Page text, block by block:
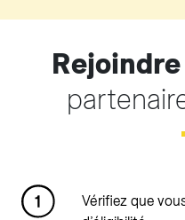
Vérifiez que